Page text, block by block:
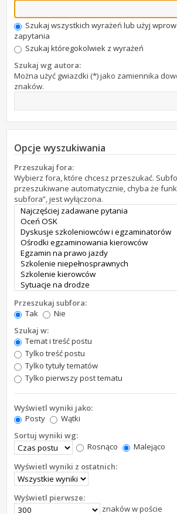
Szukaj wszystkich wyrażeń lub użyj
zapytania
Szukaj któregokolwiek z wyrażeń
Szukaj wg autora:
Można użyć gwiazdki (*) jako zamiennika
znaków.
Opcje wyszukiwania
Przeszukaj fora:
Wybierz fora, które chcesz przeszukać.
przeszukiwane automatycznie, chyba że
subfora”, jest wyłączona.
Przeszukaj subfora:
Tak
Nie
Szukaj w:
Temat i treść postu
Tylko treść postu
Tylko tytuły tematów
Tylko pierwszy post tematu
Wyświetl wyniki jako:
Posty
Wątki
Sortuj wyniki wg:
Rosnąco
Malejąco
Wyświetl wyniki z ostatnich:
Wyświetl pierwsze:
znaków w poście